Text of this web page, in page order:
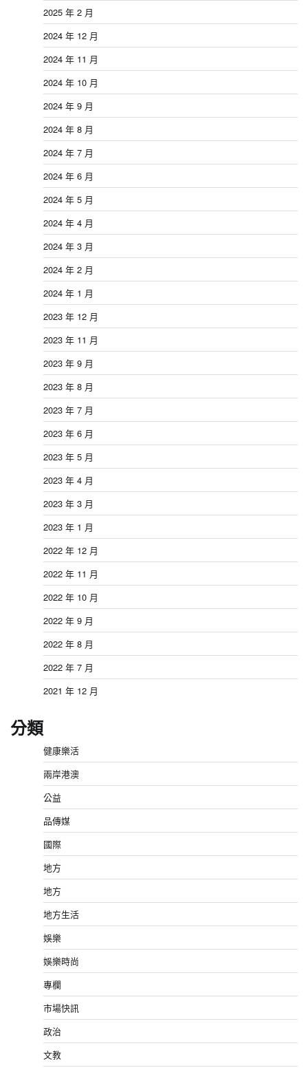
2025 年 2 月
2024 年 12 月
2024 年 11 月
2024 年 10 月
2024 年 9 月
2024 年 8 月
2024 年 7 月
2024 年 6 月
2024 年 5 月
2024 年 4 月
2024 年 3 月
2024 年 2 月
2024 年 1 月
2023 年 12 月
2023 年 11 月
2023 年 9 月
2023 年 8 月
2023 年 7 月
2023 年 6 月
2023 年 5 月
2023 年 4 月
2023 年 3 月
2023 年 1 月
2022 年 12 月
2022 年 11 月
2022 年 10 月
2022 年 9 月
2022 年 8 月
2022 年 7 月
2021 年 12 月
分類
健康樂活
兩岸港澳
公益
品傳媒
國際
地方
地方
地方生活
娛樂
娛樂時尚
專欄
市場快訊
政治
文教